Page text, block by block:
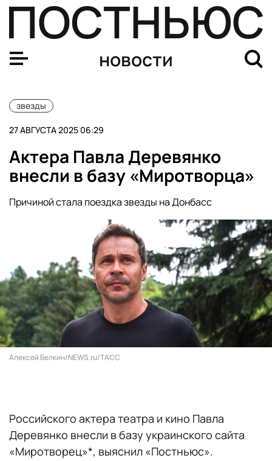
новости
звезды
27 АВГУСТА 2025 06:29
Актера Павла Деревянко
внесли в базу «Миротворца»
Причиной стала поездка звезды на Донбасс
Алексей Белкин/NEWS.ru/ТАСС
Российского актера театра и кино Павла
Деревянко внесли в базу украинского сайта
«Миротворец»*, выяснил «Постньюс».
Рэперу Lil Nas X выдвинули обвинения по четырем